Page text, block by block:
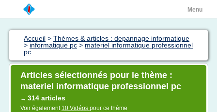
Menu
Accueil > Thèmes & articles : depannage informatique
> informatique pc > materiel informatique professionnel
pc
Articles sélectionnés pour le thème :
materiel informatique professionnel pc
→ 314 articles
Voir également 10 Vidéos pour ce thème